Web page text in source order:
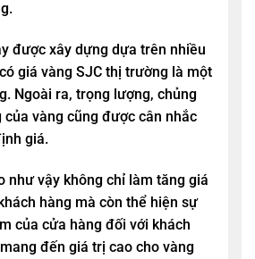
được xây dựng dựa trên nhiều
giá vàng SJC thị trường là một
Ngoài ra, trọng lượng, chủng
vàng cũng được cân nhắc
giá.
như vậy không chỉ làm tăng giá
hàng mà còn thể hiện sự
của cửa hàng đối với khách
đến giá trị cao cho vàng